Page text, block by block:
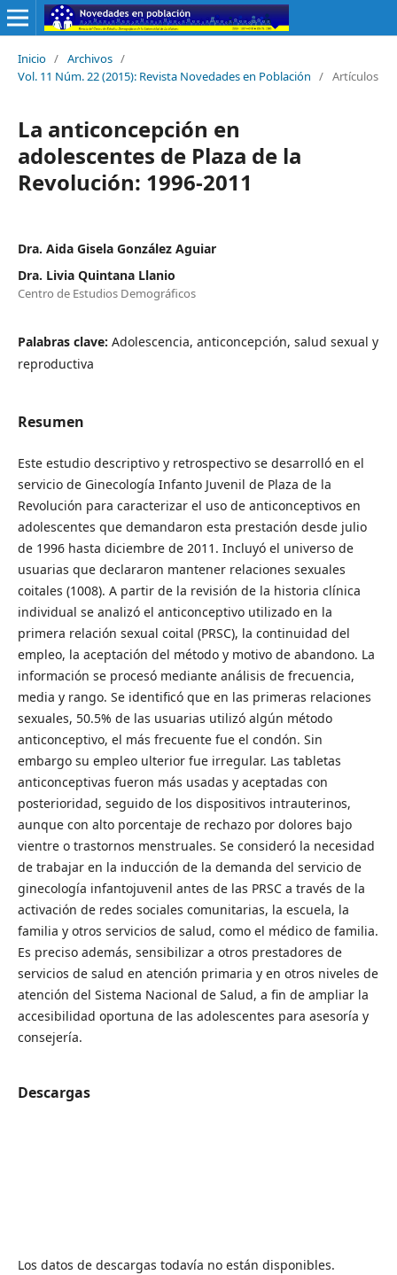
Inicio / Archivos /
Vol. 11 Núm. 22 (2015): Revista Novedades en Población / Artículos
La anticoncepción en
adolescentes de Plaza de la
Revolución: 1996-2011
Dra. Aida Gisela González Aguiar
Dra. Livia Quintana Llanio
Centro de Estudios Demográficos
Palabras clave: Adolescencia, anticoncepción, salud sexual y
reproductiva
Resumen
Este estudio descriptivo y retrospectivo se desarrolló en el
servicio de Ginecología Infanto Juvenil de Plaza de la
Revolución para caracterizar el uso de anticonceptivos en
adolescentes que demandaron esta prestación desde julio
de 1996 hasta diciembre de 2011. Incluyó el universo de
usuarias que declararon mantener relaciones sexuales
coitales (1008). A partir de la revisión de la historia clínica
individual se analizó el anticonceptivo utilizado en la
primera relación sexual coital (PRSC), la continuidad del
empleo, la aceptación del método y motivo de abandono. La
información se procesó mediante análisis de frecuencia,
media y rango. Se identificó que en las primeras relaciones
sexuales, 50.5% de las usuarias utilizó algún método
anticonceptivo, el más frecuente fue el condón. Sin
embargo su empleo ulterior fue irregular. Las tabletas
anticonceptivas fueron más usadas y aceptadas con
posterioridad, seguido de los dispositivos intrauterinos,
aunque con alto porcentaje de rechazo por dolores bajo
vientre o trastornos menstruales. Se consideró la necesidad
de trabajar en la inducción de la demanda del servicio de
ginecología infantojuvenil antes de las PRSC a través de la
activación de redes sociales comunitarias, la escuela, la
familia y otros servicios de salud, como el médico de familia.
Es preciso además, sensibilizar a otros prestadores de
servicios de salud en atención primaria y en otros niveles de
atención del Sistema Nacional de Salud, a fin de ampliar la
accesibilidad oportuna de las adolescentes para asesoría y
consejería.
Descargas
Los datos de descargas todavía no están disponibles.